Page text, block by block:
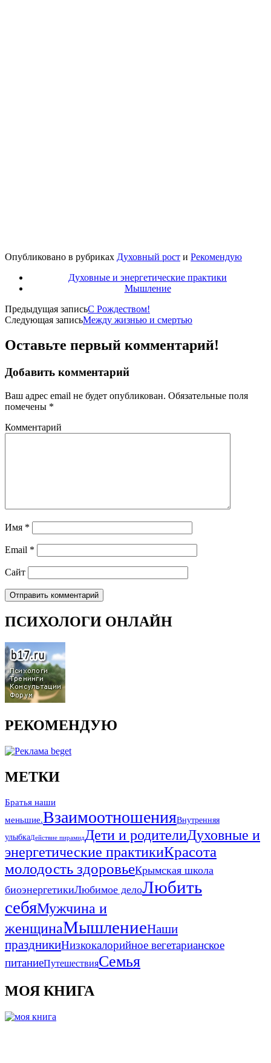
Опубликовано в рубриках Духовный рост и Рекомендую
Духовные и энергетические практики
Мышление
Предыдущая записьС Рождеством!
Следующая записьМежду жизнью и смертью
Оставьте первый комментарий!
Добавить комментарий
Ваш адрес email не будет опубликован. Обязательные поля
помечены *
Комментарий
Имя *
Email *
Сайт
ПСИХОЛОГИ ОНЛАЙН
РЕКОМЕНДУЮ
МЕТКИ
Братья наши
меньшие.ВзаимоотношенияВнутренняя
улыбкаДействие пирамидДети и родителиДуховные и
энергетические практикиКрасота
молодость здоровьеКрымская школа
биоэнергетикиЛюбимое делоЛюбить
себяМужчина и
женщинаМышлениеНаши
праздникиНизкокалорийное вегетарианское
питаниеПутешествияСемья
МОЯ КНИГА